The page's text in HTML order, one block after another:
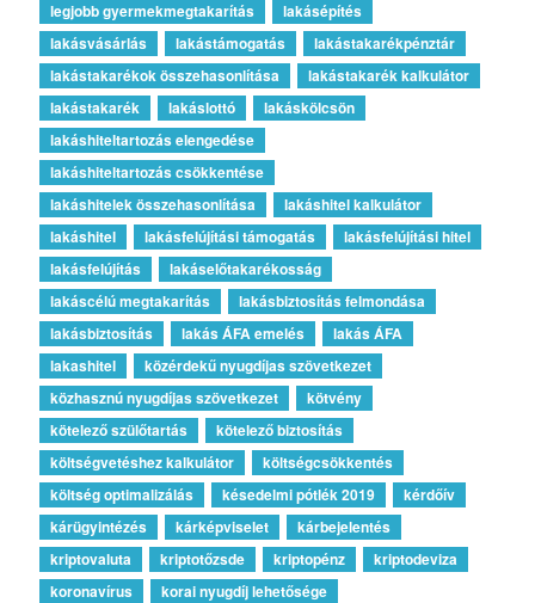
legjobb gyermekmegtakarítás
lakásépítés
lakásvásárlás
lakástámogatás
lakástakarékpénztár
lakástakarékok összehasonlítása
lakástakarék kalkulátor
lakástakarék
lakáslottó
lakáskölcsön
lakáshiteltartozás elengedése
lakáshiteltartozás csökkentése
lakáshitelek összehasonlítása
lakáshitel kalkulátor
lakáshitel
lakásfelújítási támogatás
lakásfelújítási hitel
lakásfelújítás
lakáselőtakarékosság
lakáscélú megtakarítás
lakásbiztosítás felmondása
lakásbiztosítás
lakás ÁFA emelés
lakás ÁFA
lakashitel
közérdekű nyugdíjas szövetkezet
közhasznú nyugdíjas szövetkezet
kötvény
kötelező szülőtartás
kötelező biztosítás
költségvetéshez kalkulátor
költségcsökkentés
költség optimalizálás
késedelmi pótlék 2019
kérdőív
kárügyintézés
kárképviselet
kárbejelentés
kriptovaluta
kriptotőzsde kriptopénz
kriptodeviza
koronavírus
korai nyugdíj lehetősége